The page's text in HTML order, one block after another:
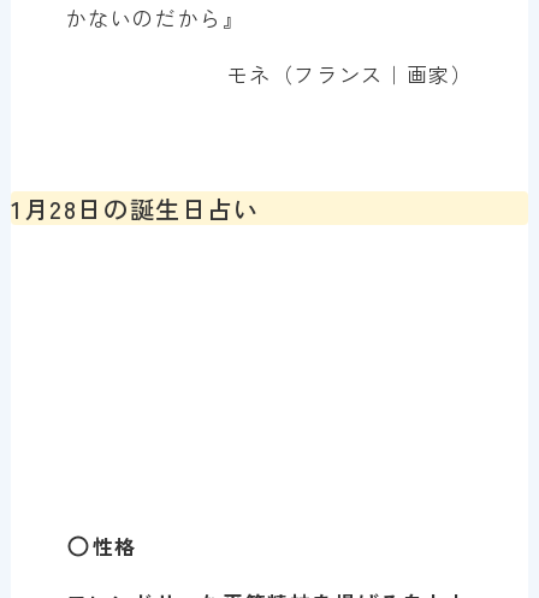
かないのだから』
モネ（フランス｜画家）
1月28日の誕生日占い
性格